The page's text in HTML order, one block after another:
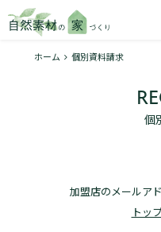
家を建てたいエ
ホーム 個別資料請求
個
加盟店のメールア
トッ